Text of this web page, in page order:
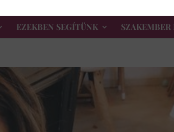
EZEKBEN SEGÍTÜNK SZAKEMBER